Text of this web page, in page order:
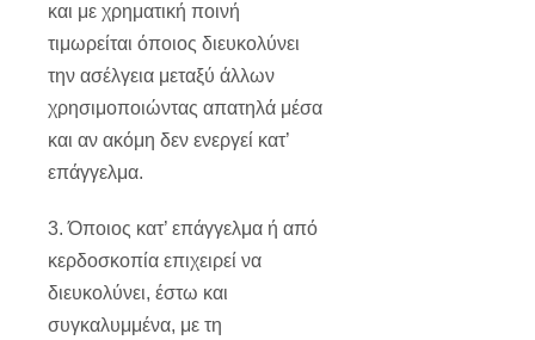
και με χρηματική ποινή
τιμωρείται όποιος διευκολύνει
την ασέλγεια μεταξύ άλλων
χρησιμοποιώντας απατηλά μέσα
και αν ακόμη δεν ενεργεί κατ’
επάγγελμα.
3. Όποιος κατ’ επάγγελμα ή από
κερδοσκοπία επιχειρεί να
διευκολύνει, έστω και
συγκαλυμμένα, με τη